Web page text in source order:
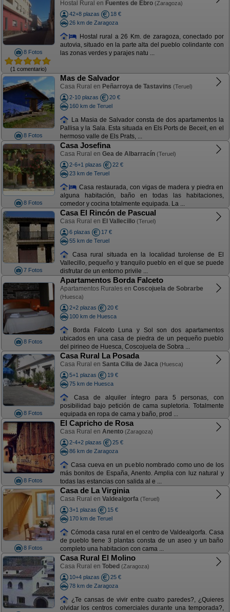
8 Fotos
(1 comentario)
Hostal Rural en Fuentes de Ebro (Zaragoza)
42+8 plazas
18 €
26 km de Zaragoza
Hostal rural a 26 Km. de zaragoza, conectado por
autovia, situado en la parte alta del pueblo colindante con
las zonas verdes y parajes natu ...
8 Fotos
Mas de Salvador
Casa Rural en Peñarroya de Tastavins (Teruel)
2-10 plazas
20 €
160 km de Teruel
La Masia de Salvador consta de dos apartamentos la
Pallisa y la Sala. Esta situada en Els Ports de Beceit, en el
hermoso valle de Els Prats, ...
8 Fotos
Casa Josefina
Casa Rural en Gea de Albarracín (Teruel)
2-6+1 plazas
22 €
23 km de Teruel
Casa restaurada, con vigas de madera y piedra en
alguna habitación, baño en todas las habitaciones,
comedor y cocina totalmente equipada. La ...
7 Fotos
Casa El Rincón de Pascual
Casa Rural en El Vallecillo (Teruel)
6 plazas
17 €
55 km de Teruel
Casa rural situada en la localidad turolense de El
Vallecillo, pequeño y tranquilo pueblo en el que se puede
disfrutar de un entorno privile ...
8 Fotos
Apartamentos Borda Falceto
Apartamentos Rurales en Coscojuela de Sobrarbe
(Huesca)
2+2 plazas
20 €
100 km de Huesca
Borda Falceto Luna y Sol son dos apartamentos
ubicados en una casa de piedra de un pequeño pueblo
del pirineo de Huesca, Coscojuela de Sobra ...
8 Fotos
Casa Rural La Posada
Casa Rural en Santa Cilia de Jaca (Huesca)
5+1 plazas
19 €
75 km de Huesca
Casa de alquiler íntegro para 5 personas, con
posibilidad bajo petición de cama supletoria. Totalmente
equipada en ropa de cama y baño, prod ...
8 Fotos
El Capricho de Rosa
Casa Rural en Anento (Zaragoza)
2-4+2 plazas
25 €
86 km de Zaragoza
Casa cueva en un pueblo nombrado como uno de los
más bonitos de España, Anento. Amplia con luz natural y
todas las estancias con salida al e ...
8 Fotos
Casa de La Virginia
Casa Rural en Valdealgorfa (Teruel)
3+1 plazas
15 €
170 km de Teruel
Cómoda casa rural en el centro de Valdealgorfa. Casa
de pueblo tiene 3 plantas consta de un aseo y un baño
completo una habitacion con cama ...
Casa Rural El Molino
Casa Rural en Tobed (Zaragoza)
10+4 plazas
25 €
78 km de Zaragoza
¿Te cansas de vivir entre cuatro paredes?, ¿Quieres
olvidar los centros comerciales durante una temporada?,